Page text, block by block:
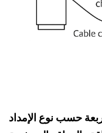
حسب نوع الإمداد